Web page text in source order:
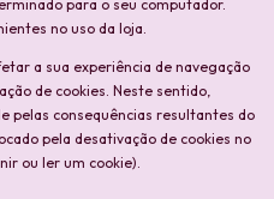
para o seu computador.
no uso da loja.
a sua experiência de navegação
de cookies. Neste sentido,
pelas consequências resultantes do
pela desativação de cookies no
ou ler um cookie).